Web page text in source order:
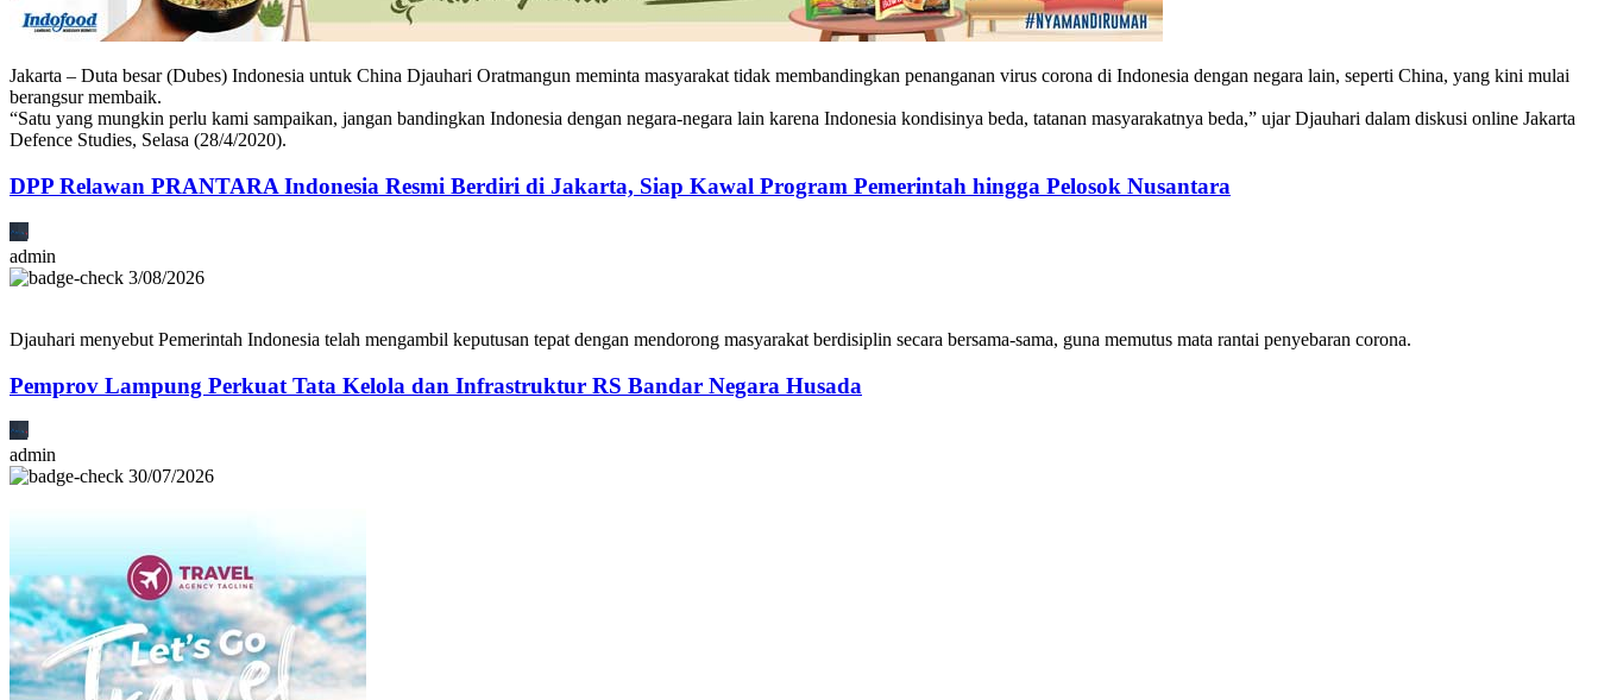
Jakarta – Duta besar (Dubes) Indonesia untuk China Djauhari Oratmangun meminta masyarakat tidak membandingkan penanganan virus corona di Indonesia dengan negara lain, seperti China, yang kini mulai
berangsur membaik.
“Satu yang mungkin perlu kami sampaikan, jangan bandingkan Indonesia dengan negara-negara lain karena Indonesia kondisinya beda, tatanan masyarakatnya beda,” ujar Djauhari dalam diskusi online Jakarta
Defence Studies, Selasa (28/4/2020).
DPP Relawan PRANTARA Indonesia Resmi Berdiri di Jakarta, Siap Kawal Program Pemerintah hingga Pelosok Nusantara
admin
3/08/2026
Djauhari menyebut Pemerintah Indonesia telah mengambil keputusan tepat dengan mendorong masyarakat berdisiplin secara bersama-sama, guna memutus mata rantai penyebaran corona.
Pemprov Lampung Perkuat Tata Kelola dan Infrastruktur RS Bandar Negara Husada
admin
30/07/2026